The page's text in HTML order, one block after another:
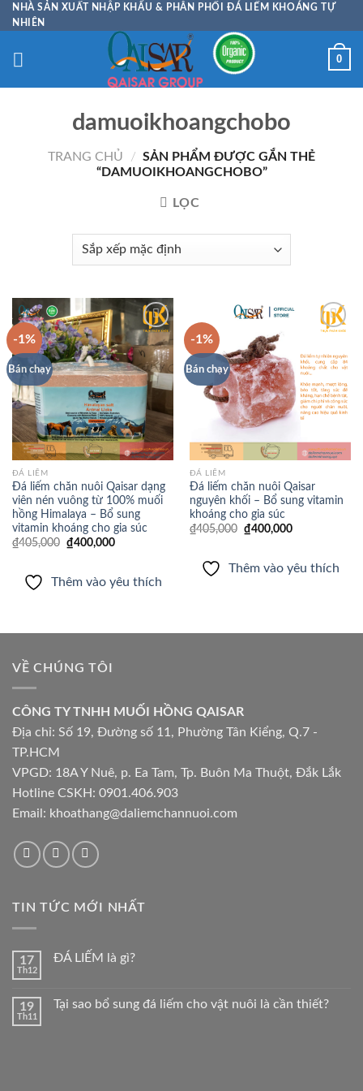
Skip
to
NHÀ SẢN XUẤT NHẬP KHẨU & PHÂN PHỐI ĐÁ LIẾM KHOÁNG TỰ
NHIÊN
0
damuoikhoangchobo
TRANG CHỦ / SẢN PHẨM ĐƯỢC GẮN THẺ
“DAMUOIKHOANGCHOBO”
LỌC
-1%
Bán chạy
Thêm
vào
yêu
thích
ĐÁ LIẾM
Đá liếm chăn nuôi Qaisar dạng
viên nén vuông từ 100% muối
hồng Himalaya – Bổ sung
vitamin khoáng cho gia súc
₫405,000 Giá
₫400,000Giá
₫400,000.
Thêm vào yêu thích
-1%
Bán chạy
Thêm
yêu
thích
ĐÁ LIẾM
Đá liếm chăn nuôi Qaisar
nguyên khối – Bổ sung vitamin
khoáng cho gia súc
₫405,000 Giá
₫400,000Giá
₫400,000.
Thêm vào yêu thích
VỀ CHÚNG TÔI
CÔNG TY TNHH MUỐI HỒNG QAISAR
Địa chỉ: Số 19, Đường số 11, Phường Tân Kiểng, Q.7 -
TP.HCM
VPGD: 18A Y Nuê, p. Ea Tam, Tp. Buôn Ma Thuột, Đắk Lắk
Hotline CSKH: 0901.406.903
Email: khoathang@daliemchannuoi.com
TIN TỨC MỚI NHẤT
17
Th12
ĐÁ LIẾM là gì?
19
Th11
Tại sao bổ sung đá liếm cho vật nuôi là cần thiết?